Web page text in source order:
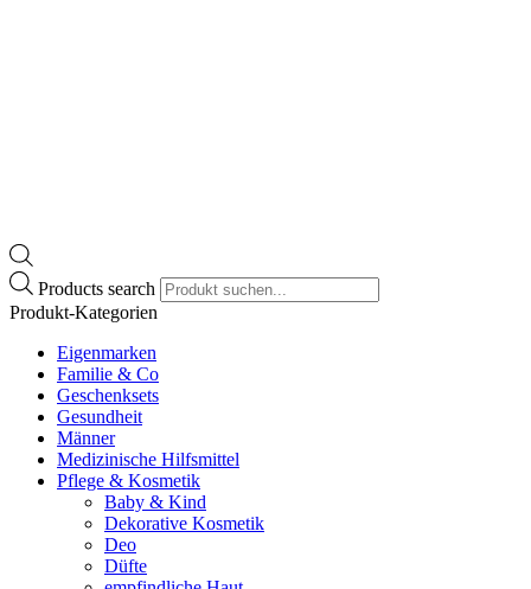
Products search
Produkt-Kategorien
Eigenmarken
Familie & Co
Geschenksets
Gesundheit
Männer
Medizinische Hilfsmittel
Pflege & Kosmetik
Baby & Kind
Dekorative Kosmetik
Deo
Düfte